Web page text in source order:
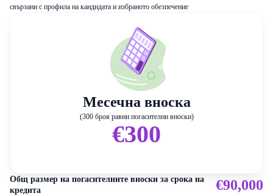
свързани с профила на кандидата и избраното обезпечение
Месечна вноска
(300 броя равни погасителни вноски)
€300
Общ размер на погасителните вноски за срока на
кредита
€90,000